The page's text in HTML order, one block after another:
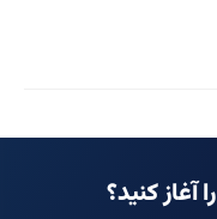
را آغاز کنید؟